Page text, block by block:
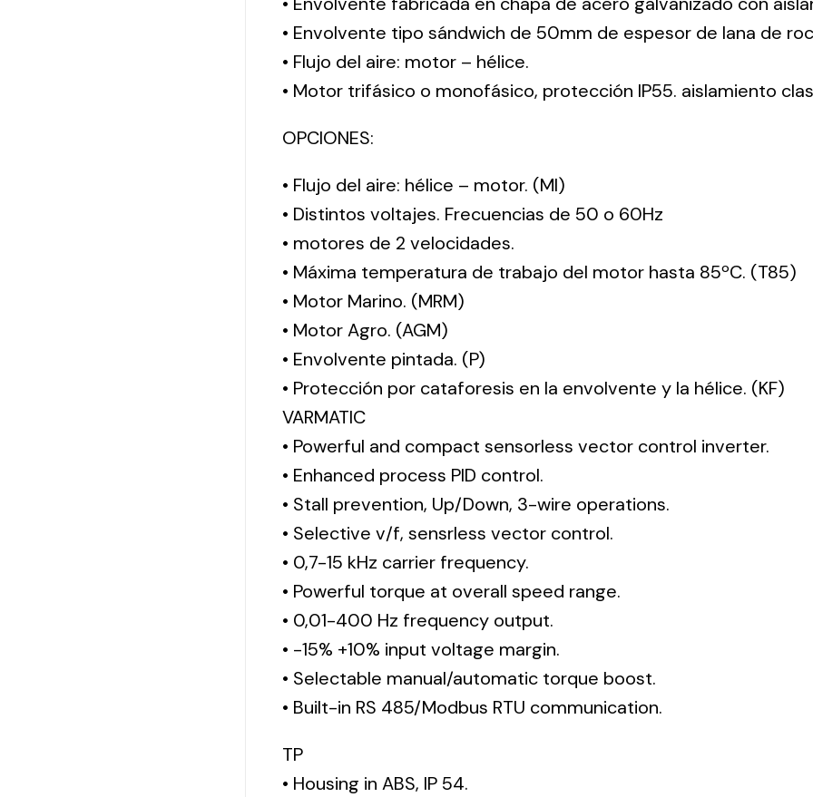
• Envolvente tipo sándwich de 50mm de espesor de lana de
• Flujo del aire: motor – hélice.
• Motor trifásico o monofásico, protección IP55. aislamiento
OPCIONES:
• Flujo del aire: hélice – motor. (MI)
• Distintos voltajes. Frecuencias de 50 o 60Hz
• motores de 2 velocidades.
• Máxima temperatura de trabajo del motor hasta 85ºC. (T85)
• Motor Marino. (MRM)
• Motor Agro. (AGM)
• Envolvente pintada. (P)
• Protección por cataforesis en la envolvente y la hélice. (KF)
VARMATIC
• Powerful and compact sensorless vector control inverter.
• Enhanced process PID control.
• Stall prevention, Up/Down, 3-wire operations.
• Selective v/f, sensrless vector control.
• 0,7-15 kHz carrier frequency.
• Powerful torque at overall speed range.
• 0,01-400 Hz frequency output.
• -15% +10% input voltage margin.
• Selectable manual/automatic torque boost.
• Built-in RS 485/Modbus RTU communication.
TP
• Housing in ABS, IP 54.